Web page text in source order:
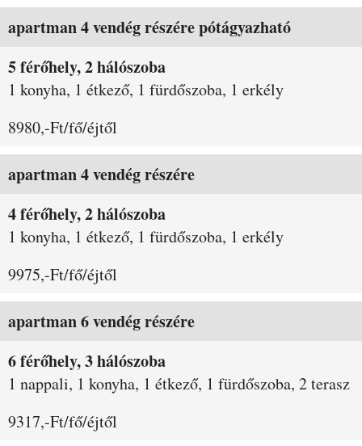
Szobák és árak
apartman 4 vendég részére pótágyazható
5 férőhely, 2 hálószoba
1 konyha, 1 étkező, 1 fürdőszoba, 1 erkély
8980,-Ft/fő/éjtől
apartman 4 vendég részére
4 férőhely, 2 hálószoba
1 konyha, 1 étkező, 1 fürdőszoba, 1 erkély
9975,-Ft/fő/éjtől
apartman 6 vendég részére
6 férőhely, 3 hálószoba
1 nappali, 1 konyha, 1 étkező, 1 fürdőszoba, 2 terasz
9317,-Ft/fő/éjtől